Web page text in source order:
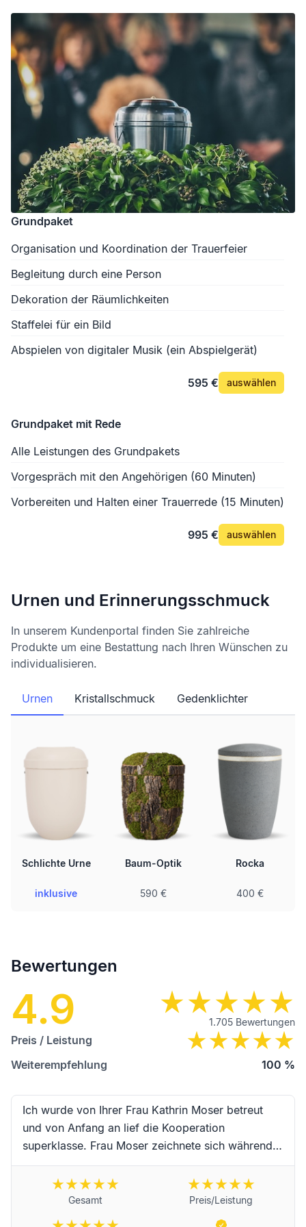
Grundpaket
Organisation und Koordination der Trauerfeier
Begleitung durch eine Person
Dekoration der Räumlichkeiten
Staffelei für ein Bild
Abspielen von digitaler Musik (ein Abspielgerät)
595 € auswählen
Grundpaket mit Rede
Alle Leistungen des Grundpakets
Vorgespräch mit den Angehörigen (60 Minuten)
Vorbereiten und Halten einer Trauerrede (15 Minuten)
995 € auswählen
Urnen und Erinnerungsschmuck
In unserem Kundenportal finden Sie zahlreiche
Produkte um eine Bestattung nach Ihren Wünschen zu
individualisieren.
Urnen Kristallschmuck Gedenklichter
Schlichte Urne
inklusive
Baum-Optik
590 €
Rocka
400 €
Bewertungen
4.9 1.705 Bewertungen
Preis / Leistung
Weiterempfehlung
100 %
Ich wurde von Ihrer Frau Kathrin Moser betreut
und von Anfang an lief die Kooperation
superklasse. Frau Moser zeichnete sich während
der Begleitung durch hervorragende Kompetenz,
erstklassige Zuverlässigkeit, Schnelligkeit und
absoluter Freundlichkeit sowie
Einfühlungsvermögen aus. Vielen Dank an Frau
Gesamt Preis/Leistung